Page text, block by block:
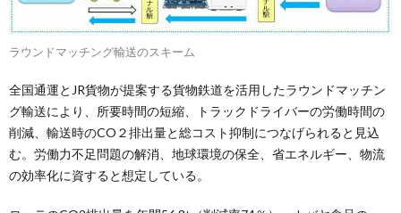
ラウンドマッチング輸送のスキーム
全国通運とJR貨物が提案する貨物鉄道を活用したラウンドマッチン
グ輸送により、所要時間の短縮、トラックドライバーの労働時間の
削減、輸送時のCO２排出量と総コスト抑制につなげられると見込
む。労働力不足問題の解消、地球環境の保全、省エネルギー、物流
の効率化に資すると想定している。